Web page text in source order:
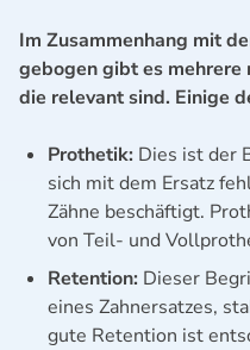
Im Zusammenhang mit
gebogen gibt es mehrere
die relevant sind. Einige
Prothetik: Dies ist der
sich mit dem Ersatz
Zähne beschäftigt.
von Teil- und
Retention: Dieser
eines Zahnersatzes,
gute Retention ist